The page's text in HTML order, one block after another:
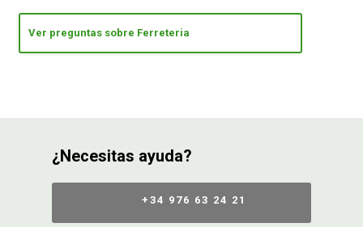
Ver preguntas sobre Ferreteria
¿Necesitas ayuda?
+34 976 63 24 21